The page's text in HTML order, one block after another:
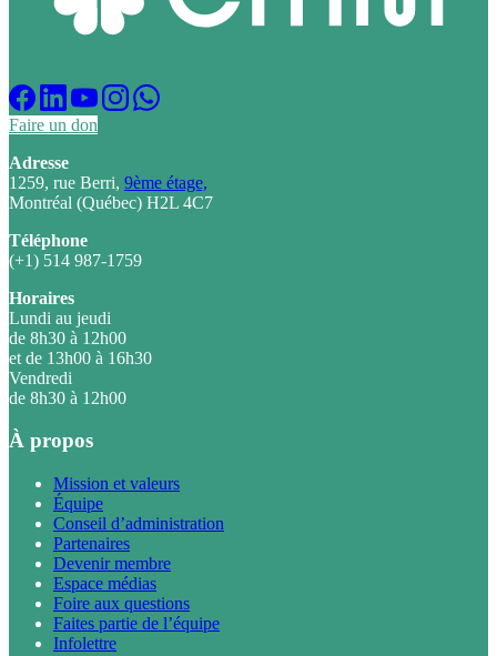
Faire un don
Adresse
1259, rue Berri, 9ème étage,
Montréal (Québec) H2L 4C7
Téléphone
(+1) 514 987-1759
Horaires
Lundi au jeudi
de 8h30 à 12h00
et de 13h00 à 16h30
Vendredi
de 8h30 à 12h00
À propos
Mission et valeurs
Équipe
Conseil d’administration
Partenaires
Devenir membre
Espace médias
Foire aux questions
Faites partie de l’équipe
Infolettre